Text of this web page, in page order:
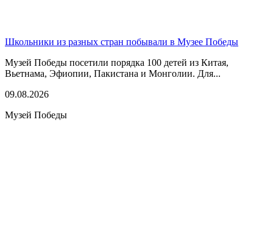
Школьники из разных стран побывали в Музее Победы
Музей Победы посетили порядка 100 детей из Китая,
Вьетнама, Эфиопии, Пакистана и Монголии. Для...
09.08.2026
Музей Победы